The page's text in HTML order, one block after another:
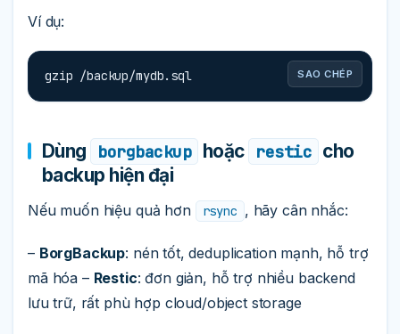
Ví dụ:
SAO CHÉP
gzip /backup/mydb.sql
Dùng borgbackup hoặc restic cho
backup hiện đại
Nếu muốn hiệu quả hơn rsync , hãy cân nhắc:
– BorgBackup: nén tốt, deduplication mạnh, hỗ trợ
mã hóa – Restic: đơn giản, hỗ trợ nhiều backend
lưu trữ, rất phù hợp cloud/object storage